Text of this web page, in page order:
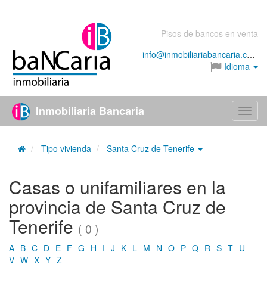
Pisos de bancos en venta
info@inmobiliariabancaria.com
Idioma
Menú
Inmobiliaria Bancaria
Tipo vivienda Santa Cruz de Tenerife
Casas o unifamiliares en la
provincia de Santa Cruz de
Tenerife ( 0 )
A B C D E F G H I J K L M N O P Q R S T U
V W X Y Z